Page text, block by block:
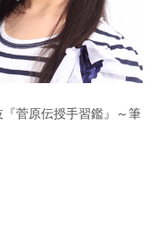
菅原伝授手習鑑』～筆